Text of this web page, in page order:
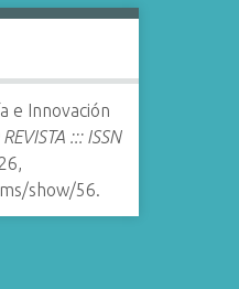
e Innovación
::: ISSN
show/56.